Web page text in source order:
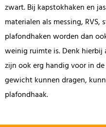
zwart. Bij kapstokhaken en
materialen als messing, RVS,
plafondhaken worden dan
weinig ruimte is. Denk hierbij
zijn ook erg handig voor in
gewicht kunnen dragen,
plafondhaak.